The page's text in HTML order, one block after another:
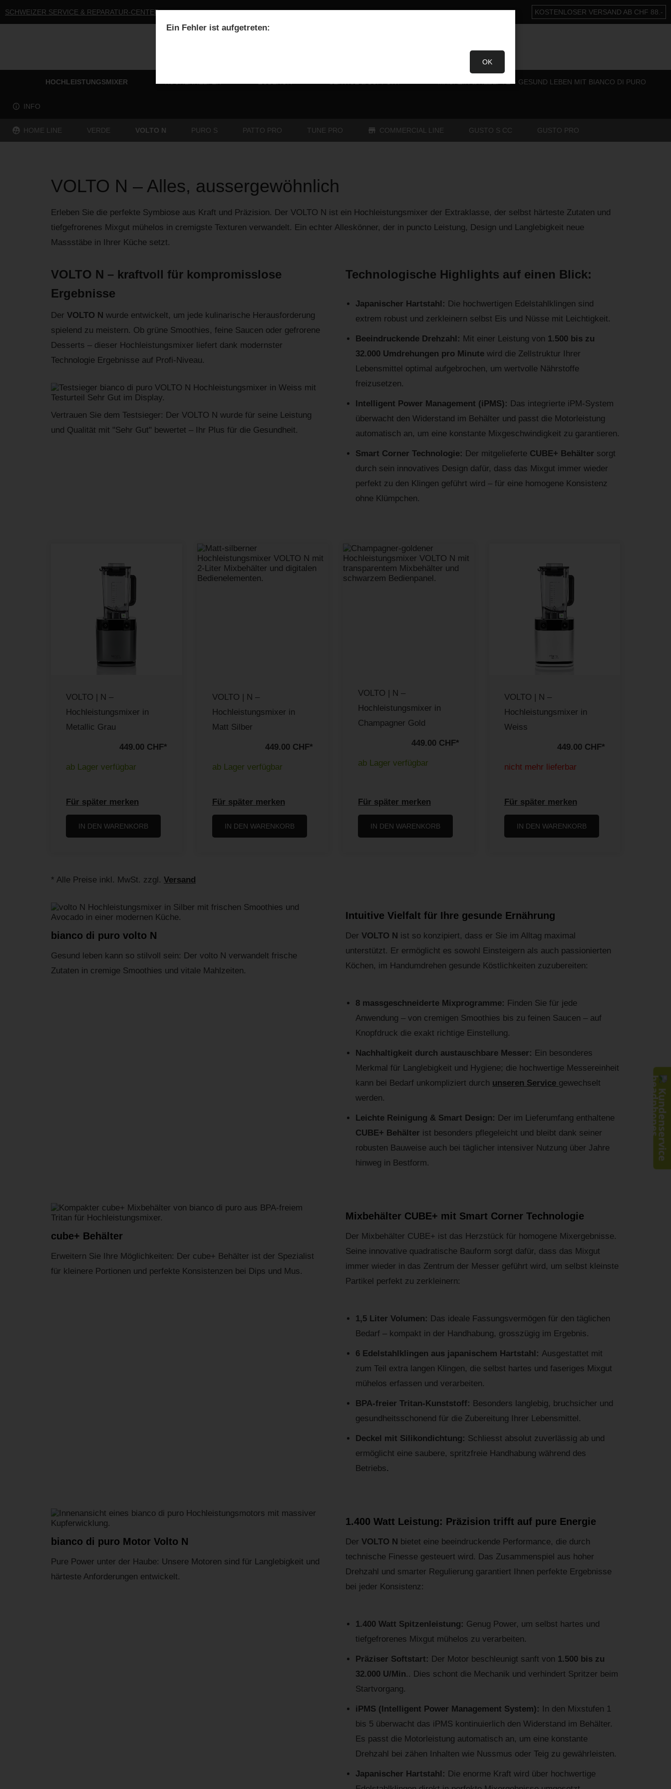
SCHWEIZER SERVICE & REPARATUR-CENTER KOSTENLOSER VERSAND AB CHF 88.-
HOCHLEISTUNGSMIXER KÜCHENHELFER ZUBEHÖR SERVICE & SUPPORT MAGAZIN & REZEPTE – GESUND LEBEN MIT BIANCO DI PURO
INFO
HOME LINE VERDE VOLTO N PURO S PATTO PRO TUNE PRO COMMERCIAL LINE GUSTO S CC GUSTO PRO
VOLTO N – Alles, aussergewöhnlich
Erleben Sie die perfekte Symbiose aus Kraft und Präzision. Der VOLTO N ist ein Hochleistungsmixer der Extraklasse, der selbst härteste Zutaten und
tiefgefrorenes Mixgut mühelos in cremigste Texturen verwandelt. Ein echter Alleskönner, der in puncto Leistung, Design und Langlebigkeit neue
Massstäbe in Ihrer Küche setzt.
VOLTO N – kraftvoll für kompromisslose
Ergebnisse
Der VOLTO N wurde entwickelt, um jede kulinarische Herausforderung
spielend zu meistern. Ob grüne Smoothies, feine Saucen oder gefrorene
Desserts – dieser Hochleistungsmixer liefert dank modernster
Technologie Ergebnisse auf Profi-Niveau.
Vertrauen Sie dem Testsieger: Der VOLTO N wurde für seine Leistung
und Qualität mit "Sehr Gut" bewertet – Ihr Plus für die Gesundheit.
Technologische Highlights auf einen Blick:
Japanischer Hartstahl: Die hochwertigen Edelstahlklingen sind
extrem robust und zerkleinern selbst Eis und Nüsse mit Leichtigkeit.
Beeindruckende Drehzahl: Mit einer Leistung von 1.500 bis zu
32.000 Umdrehungen pro Minute wird die Zellstruktur Ihrer
Lebensmittel optimal aufgebrochen, um wertvolle Nährstoffe
freizusetzen.
Intelligent Power Management (iPMS): Das integrierte iPM-System
überwacht den Widerstand im Behälter und passt die Motorleistung
automatisch an, um eine konstante Mixgeschwindigkeit zu garantieren.
Smart Corner Technologie: Der mitgelieferte CUBE+ Behälter sorgt
durch sein innovatives Design dafür, dass das Mixgut immer wieder
perfekt zu den Klingen geführt wird – für eine homogene Konsistenz
ohne Klümpchen.
VOLTO | N –
Hochleistungsmixer in
Metallic Grau
449.00 CHF*
ab Lager verfügbar
Für später merken
IN DEN WARENKORB
VOLTO | N –
Hochleistungsmixer in
Matt Silber
449.00 CHF*
ab Lager verfügbar
Für später merken
IN DEN WARENKORB
VOLTO | N –
Hochleistungsmixer in
Champagner Gold
449.00 CHF*
ab Lager verfügbar
Für später merken
IN DEN WARENKORB
VOLTO | N –
Hochleistungsmixer in
Weiss
449.00 CHF*
nicht mehr lieferbar
Für später merken
IN DEN WARENKORB
* Alle Preise inkl. MwSt. zzgl. Versand
bianco di puro volto N
Gesund leben kann so stilvoll sein: Der volto N verwandelt frische
Zutaten in cremige Smoothies und vitale Mahlzeiten.
Intuitive Vielfalt für Ihre gesunde Ernährung
Der VOLTO N ist so konzipiert, dass er Sie im Alltag maximal
unterstützt. Er ermöglicht es sowohl Einsteigern als auch passionierten
Köchen, im Handumdrehen gesunde Köstlichkeiten zuzubereiten:
8 massgeschneiderte Mixprogramme: Finden Sie für jede
Anwendung – von cremigen Smoothies bis zu feinen Saucen – auf
Knopfdruck die exakt richtige Einstellung.
Nachhaltigkeit durch austauschbare Messer: Ein besonderes
Merkmal für Langlebigkeit und Hygiene; die hochwertige Messereinheit
kann bei Bedarf unkompliziert durch unseren Service gewechselt
werden.
Leichte Reinigung & Smart Design: Der im Lieferumfang enthaltene
CUBE+ Behälter ist besonders pflegeleicht und bleibt dank seiner
robusten Bauweise auch bei täglicher intensiver Nutzung über Jahre
hinweg in Bestform.
cube+ Behälter
Erweitern Sie Ihre Möglichkeiten: Der cube+ Behälter ist der Spezialist
für kleinere Portionen und perfekte Konsistenzen bei Dips und Mus.
Mixbehälter CUBE+ mit Smart Corner Technologie
Der Mixbehälter CUBE+ ist das Herzstück für homogene Mixergebnisse.
Seine innovative quadratische Bauform sorgt dafür, dass das Mixgut
immer wieder in das Zentrum der Messer geführt wird, um selbst kleinste
Partikel perfekt zu zerkleinern:
1,5 Liter Volumen: Das ideale Fassungsvermögen für den täglichen
Bedarf – kompakt in der Handhabung, grosszügig im Ergebnis.
6 Edelstahlklingen aus japanischem Hartstahl: Ausgestattet mit
zum Teil extra langen Klingen, die selbst hartes und faseriges Mixgut
mühelos erfassen und verarbeiten.
BPA-freier Tritan-Kunststoff: Besonders langlebig, bruchsicher und
gesundheitsschonend für die Zubereitung Ihrer Lebensmittel.
Deckel mit Silikondichtung: Schliesst absolut zuverlässig ab und
ermöglicht eine saubere, spritzfreie Handhabung während des
Betriebs.
bianco di puro Motor Volto N
Pure Power unter der Haube: Unsere Motoren sind für Langlebigkeit und
härteste Anforderungen entwickelt.
1.400 Watt Leistung: Präzision trifft auf pure Energie
Der VOLTO N bietet eine beeindruckende Performance, die durch
technische Finesse gesteuert wird. Das Zusammenspiel aus hoher
Drehzahl und smarter Regulierung garantiert Ihnen perfekte Ergebnisse
bei jeder Konsistenz:
1.400 Watt Spitzenleistung: Genug Power, um selbst hartes und
tiefgefrorenes Mixgut mühelos zu verarbeiten.
Präziser Softstart: Der Motor beschleunigt sanft von 1.500 bis zu
32.000 U/Min.. Dies schont die Mechanik und verhindert Spritzer beim
Startvorgang.
iPMS (Intelligent Power Management System): In den Mixstufen 1
bis 5 überwacht das iPMS kontinuierlich den Widerstand im Behälter.
Es passt die Motorleistung automatisch an, um eine konstante
Drehzahl bei zähen Inhalten wie Nussmus oder Teig zu gewährleisten.
Japanischer Hartstahl: Die enorme Kraft wird über hochwertige
Kundenservice
Ein Fehler ist aufgetreten:
OK